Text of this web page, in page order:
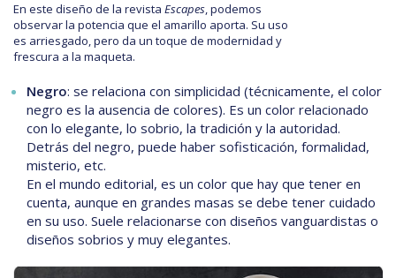
En este diseño de la revista Escapes, podemos
observar la potencia que el amarillo aporta. Su uso
es arriesgado, pero da un toque de modernidad y
frescura a la maqueta.
Negro: se relaciona con simplicidad (técnicamente, el color
negro es la ausencia de colores). Es un color relacionado
con lo elegante, lo sobrio, la tradición y la autoridad.
Detrás del negro, puede haber sofisticación, formalidad,
misterio, etc.
En el mundo editorial, es un color que hay que tener en
cuenta, aunque en grandes masas se debe tener cuidado
en su uso. Suele relacionarse con diseños vanguardistas o
diseños sobrios y muy elegantes.